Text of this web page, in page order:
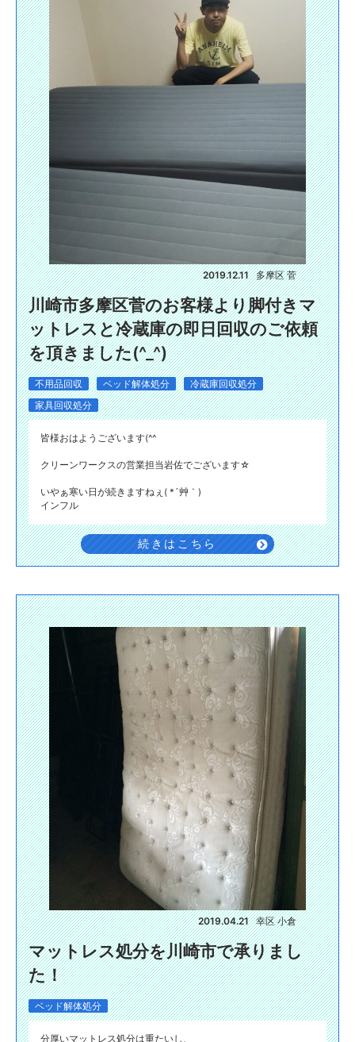
2019.12.11 多摩区 菅
川崎市多摩区菅のお客様より脚付きマ
ットレスと冷蔵庫の即日回収のご依頼
を頂きました(^_^)
不用品回収 ベッド解体処分
冷蔵庫回収処分
家具回収処分
皆様おはようございます(^^
クリーンワークスの営業担当岩佐でございます☆
いやぁ寒い日が続きますねぇ( *´艸｀)
インフル
続きはこちら
2019.04.21 幸区 小倉
マットレス処分を川崎市で承りまし
た！
ベッド解体処分
分厚いマットレス処分は重たいし、